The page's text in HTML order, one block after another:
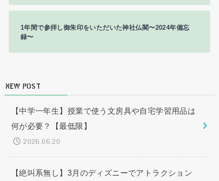
1年間で参拝し御朱印をいただいた神社仏閣〜2024年備忘
録〜
NEW POST
【中学一年生】授業で使う文房具や自宅学習用品は
何が必要？【最低限】
2026.06.20
【絶叫系無し】3月のディズニーでアトラクション